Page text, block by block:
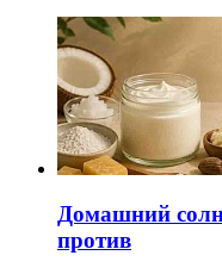
Домашний
против